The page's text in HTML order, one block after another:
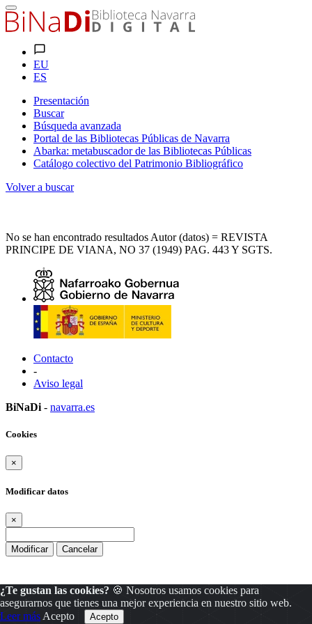
EU
ES
Presentación
Buscar
Búsqueda avanzada
Portal de las Bibliotecas Públicas de Navarra
Abarka: metabuscador de las Bibliotecas Públicas
Catálogo colectivo del Patrimonio Bibliográfico
Volver a buscar
No se han encontrado resultados Autor (datos) = REVISTA
PRINCIPE DE VIANA, NO 37 (1949) PAG. 443 Y SGTS.
Contacto
-
Aviso legal
BiNaDi - navarra.es
¿Te gustan las cookies? 🍪 Nosotros usamos cookies para
asegurarnos que tienes una mejor experiencia en nuestro sitio web.
Leer más Acepto
Cookies
×
Modificar datos
×
Modificar Cancelar